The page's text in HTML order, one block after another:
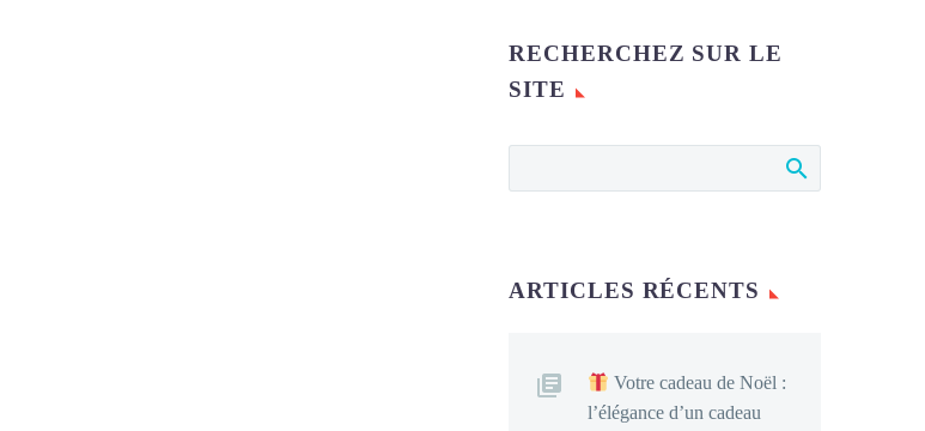
RECHERCHEZ SUR LE
SITE
ARTICLES RÉCENTS
Votre cadeau de Noël :
l’élégance d’un cadeau